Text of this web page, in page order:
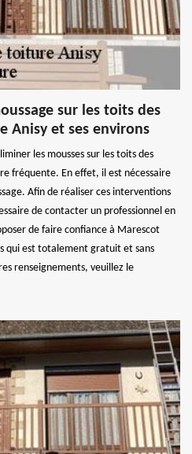
sur les toits des
Anisy et ses environs
les mousses sur les toits des
fréquente. En effet, il est nécessaire
Afin de réaliser ces interventions
de contacter un professionnel en
de faire confiance à Marescot
qui est totalement gratuit et sans
renseignements, veuillez le